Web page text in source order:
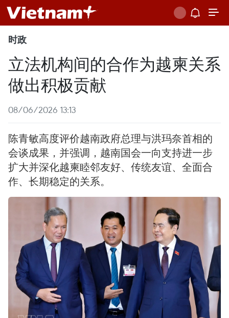
时政
立法机构间的合作为越柬关系
做出积极贡献
08/06/2026 13:13
陈青敏高度评价越南政府总理与洪玛奈首相的
会谈成果，并强调，越南国会一向支持进一步
扩大并深化越柬睦邻友好、传统友谊、全面合
作、长期稳定的关系。